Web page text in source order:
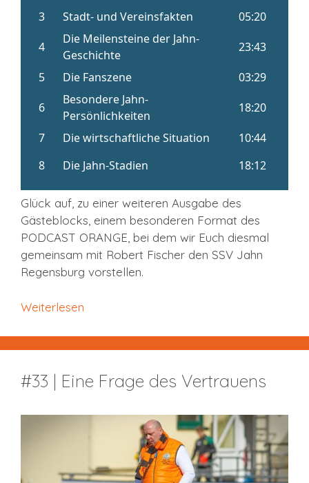
Glück auf, zu einer weiteren Ausgabe des
Gästeblocks, einem besonderen Format des
PODCAST ORANGE, bei dem wir Euch diesmal
gemeinsam mit Robert Fischer den SSV Jahn
Regensburg vorstellen.
Weiterlesen
#33 | Eine Frage des Vertrauens